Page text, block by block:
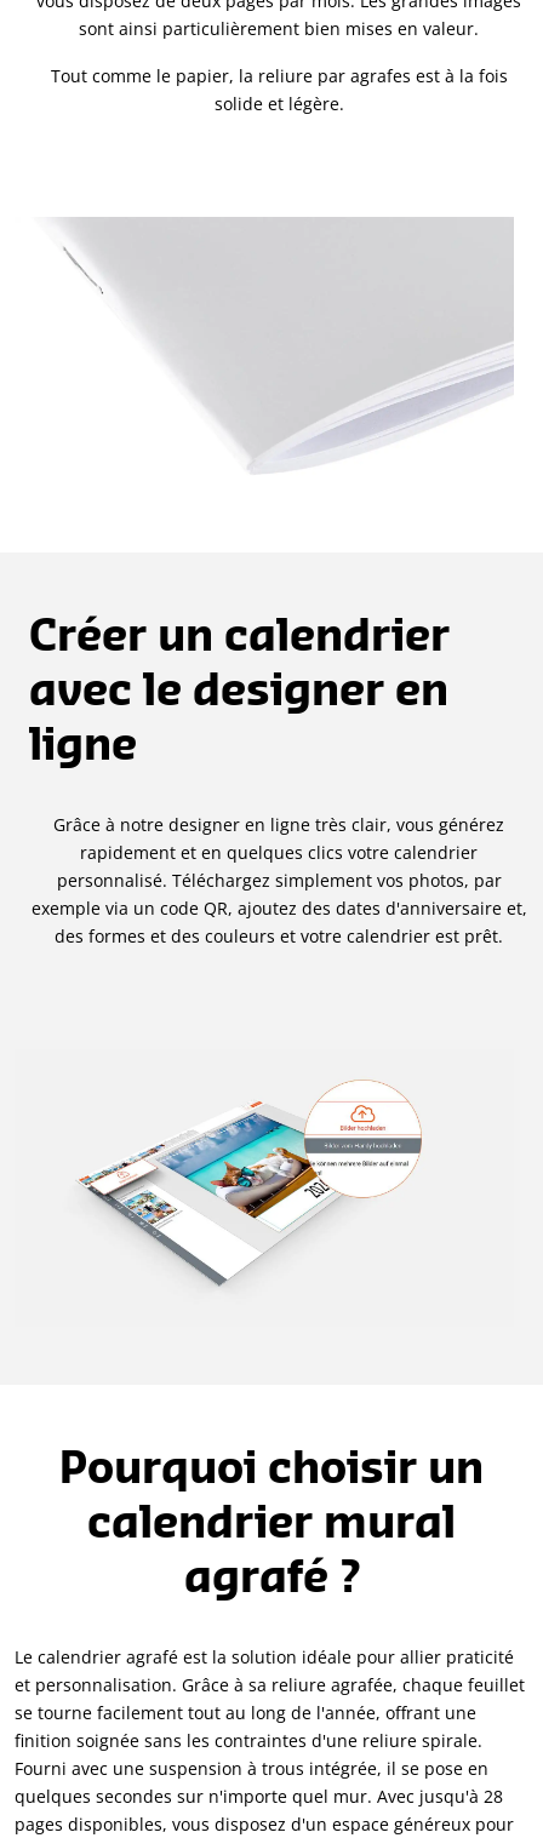
sont ainsi particulièrement bien mises en valeur.
Tout comme le papier, la reliure par agrafes est à la fois
solide et légère.
Créer un calendrier
avec le designer en
ligne
Grâce à notre designer en ligne très clair, vous générez
rapidement et en quelques clics votre calendrier
personnalisé. Téléchargez simplement vos photos, par
exemple via un code QR, ajoutez des dates d'anniversaire et,
des formes et des couleurs et votre calendrier est prêt.
Pourquoi choisir un
calendrier mural
agrafé ?
Le calendrier agrafé est la solution idéale pour allier praticité
et personnalisation. Grâce à sa reliure agrafée, chaque feuillet
se tourne facilement tout au long de l'année, offrant une
finition soignée sans les contraintes d'une reliure spirale.
Fourni avec une suspension à trous intégrée, il se pose en
quelques secondes sur n'importe quel mur. Avec jusqu'à 28
pages disponibles, vous disposez d'un espace généreux pour